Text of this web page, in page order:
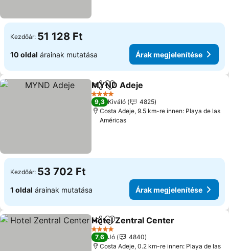
Kezdőár: 51 128 Ft
10 oldal árainak mutatása Árak megjelenítése
Megosztás
Hozzáadás a kedvencekhez
MYND Adeje
4 Kategória
9,3 Kiváló
4825
Costa Adeje, 9.5 km-re innen: Playa de las
Américas
Kezdőár: 53 702 Ft
1 oldal árainak mutatása Árak megjelenítése
Megosztás
Hozzáadás a kedvencekhez
Hotel Zentral Center
4 Kategória
7,6 Jó
4840
Costa Adeje, 0.2 km-re innen: Playa de las